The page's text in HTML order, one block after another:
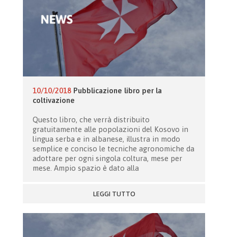
10/10/2018 Pubblicazione libro per la
coltivazione
Questo libro, che verrà distribuito
gratuitamente alle popolazioni del Kosovo in
lingua serba e in albanese, illustra in modo
semplice e conciso le tecniche agronomiche da
adottare per ogni singola coltura, mese per
mese. Ampio spazio è dato alla
LEGGI TUTTO